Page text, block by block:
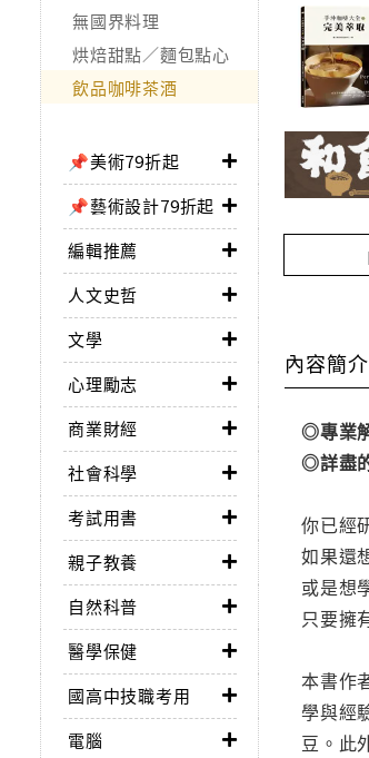
無國界料理
烘焙甜點／麵包點心
飲品咖啡茶酒
📌美術79折起
📌藝術設計79折起
編輯推薦
人文史哲
文學
心理勵志
商業財經
社會科學
考試用書
親子教養
自然科普
醫學保健
國高中技職考用
電腦
內容簡介
◎專業
◎詳盡
你已經
如果還
或是想
只要擁
本書作
學與經
豆。此